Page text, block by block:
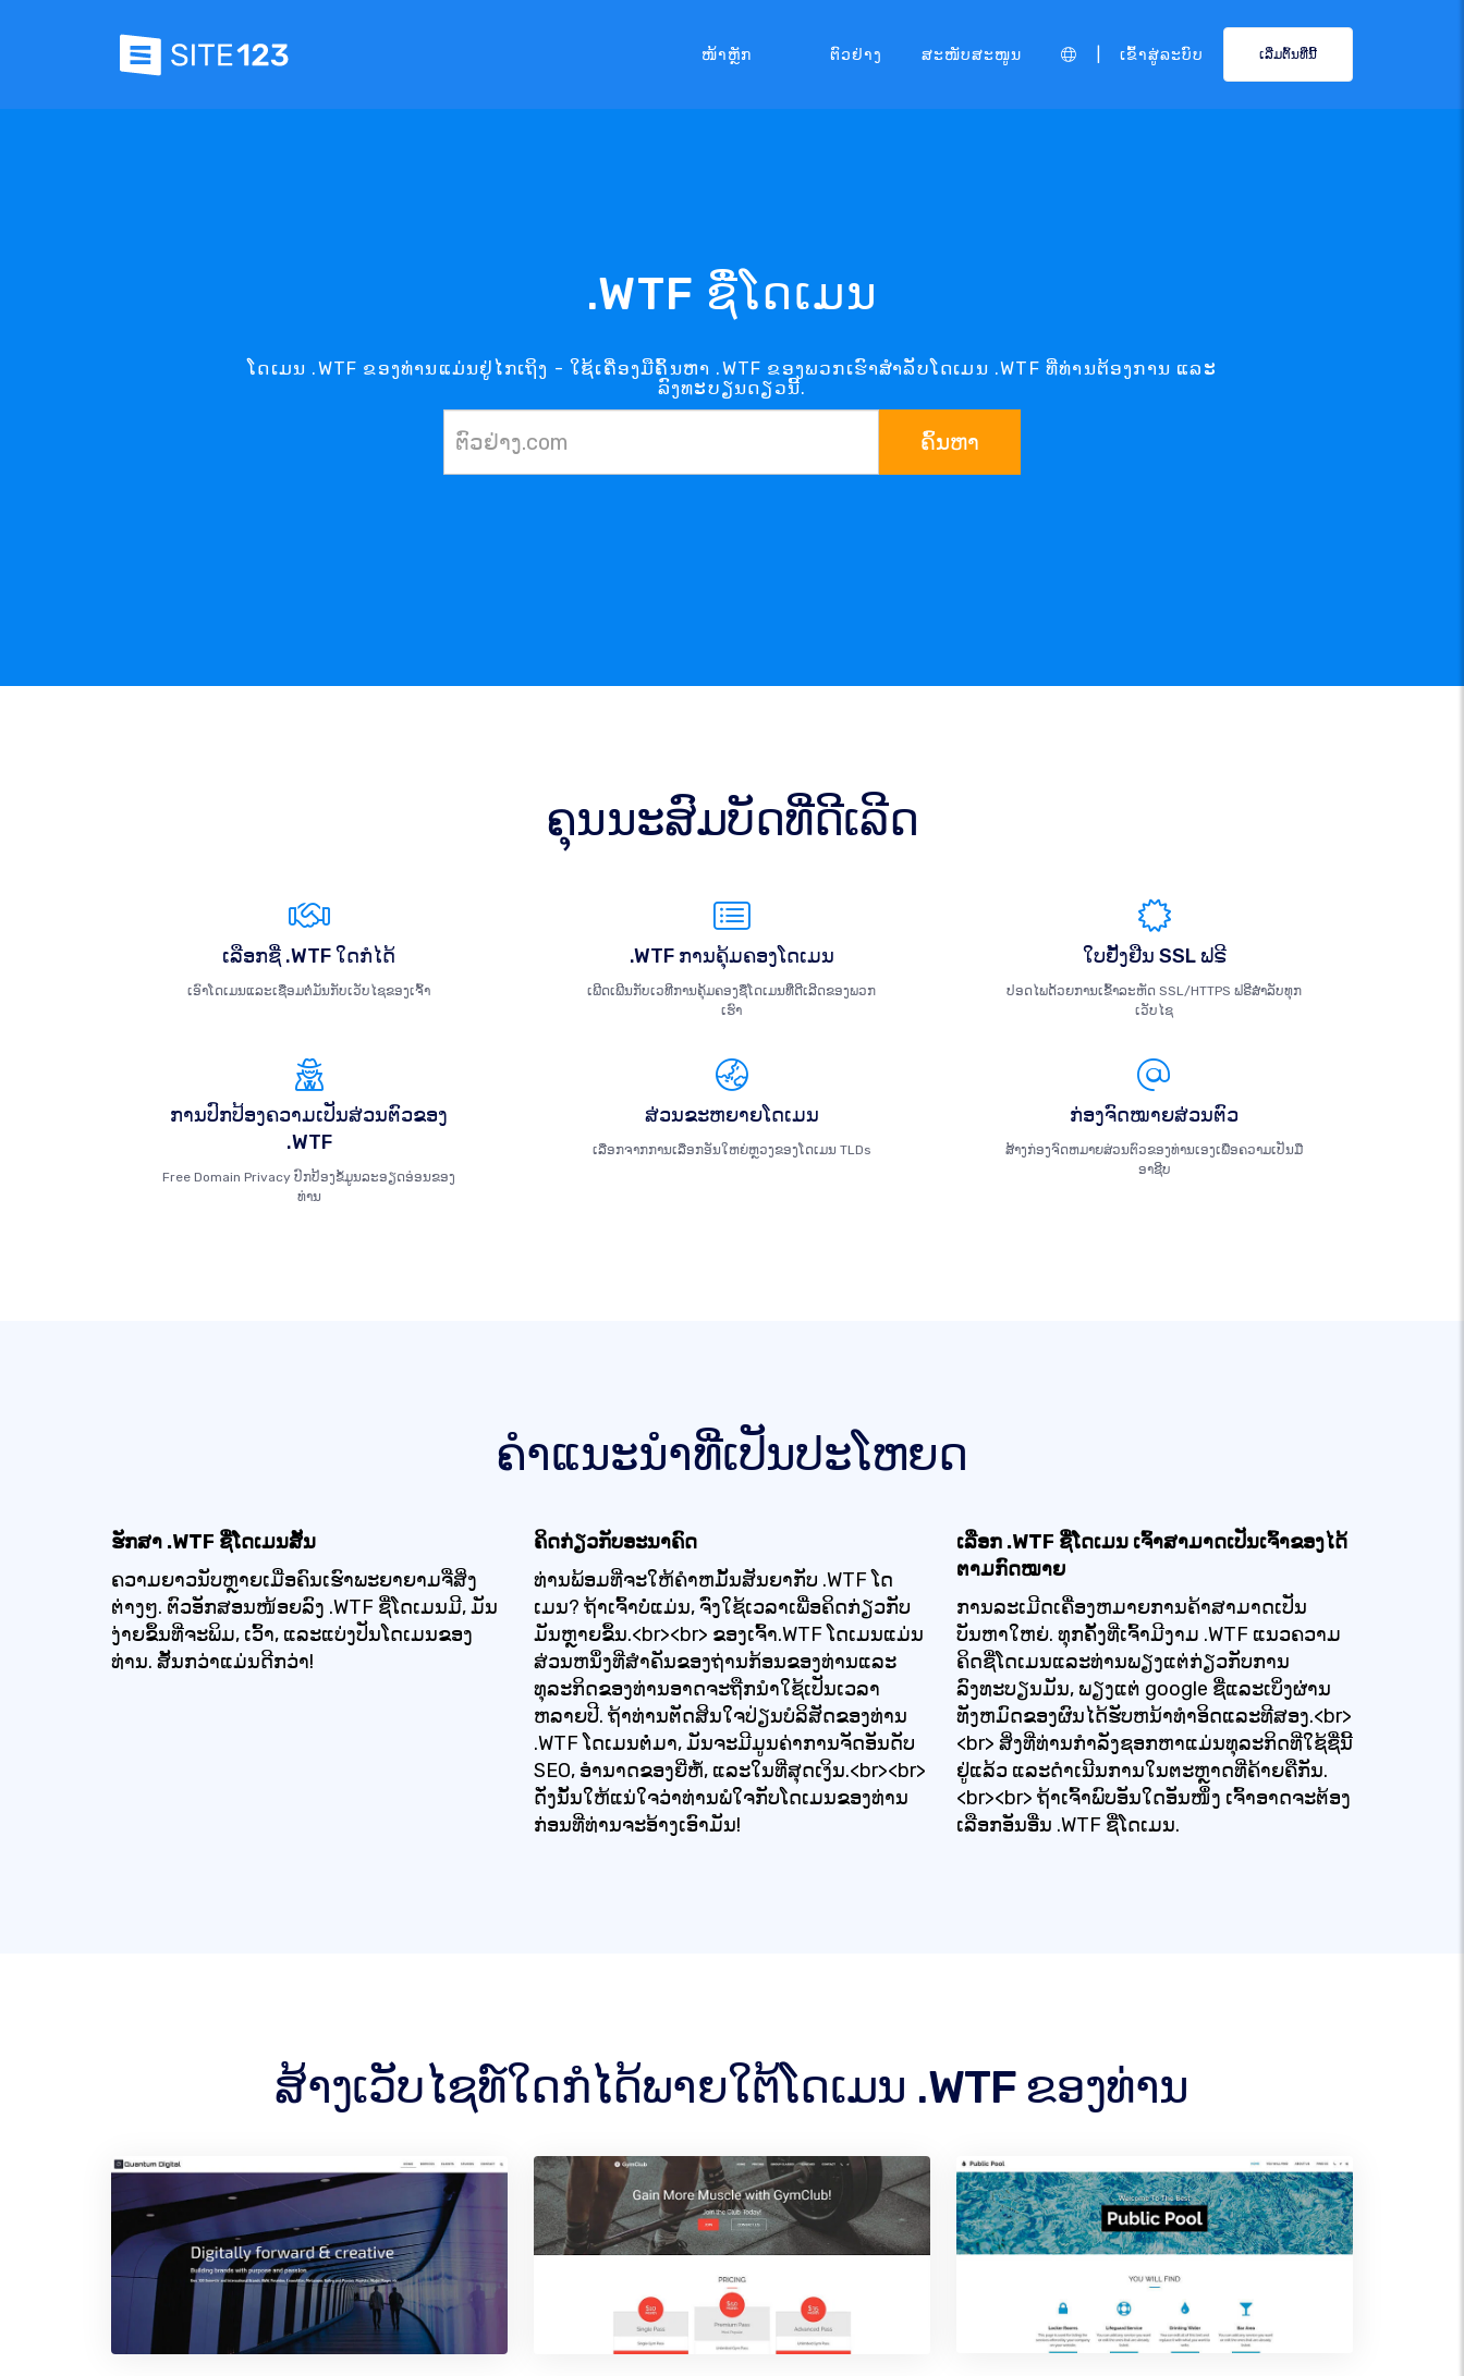
ໜ້າຫຼັກ ຕົວຢ່າງ ສະໜັບສະໜູນ ເຂົ້າສູ່ລະບົບ ເລີ່ມຕົ້ນທີ່ນີ້
.WTF ຊື່ໂດເມນ
ໂດເມນ .WTF ຂອງທ່ານແມ່ນຢູ່ໄກເຖິງ - ໃຊ້ເຄື່ອງມືຄົ້ນຫາ .WTF ຂອງພວກເຮົາສຳລັບໂດເມນ .WTF ທີ່ທ່ານຕ້ອງການ ແລະ
ລົງທະບຽນດຽວນີ້.
ຄົ້ນຫາ
ຄຸນນະສົມບັດທີ່ດີເລີດ
ເລືອກຊື່ .WTF ໃດກໍໄດ້
ເອົາໂດເມນແລະເຊື່ອມຕໍ່ມັນກັບເວັບໄຊຂອງເຈົ້າ
.WTF ການຄຸ້ມຄອງໂດເມນ
ເພີດເພີນກັບເວທີການຄຸ້ມຄອງຊື່ໂດເມນທີ່ດີເລີດຂອງພວກ
ເຮົາ
ໃບຢັ້ງຢືນ SSL ຟຣີ
ປອດໄພດ້ວຍການເຂົ້າລະຫັດ SSL/HTTPS ຟຣີສຳລັບທຸກ
ເວັບໄຊ
ການປົກປ້ອງຄວາມເປັນສ່ວນຕົວຂອງ
.WTF
Free Domain Privacy ປົກປ້ອງຂໍ້ມູນລະອຽດອ່ອນຂອງ
ທ່ານ
ສ່ວນຂະຫຍາຍໂດເມນ
ເລືອກຈາກການເລືອກອັນໃຫຍ່ຫຼວງຂອງໂດເມນ TLDs
ກ່ອງຈົດໝາຍສ່ວນຕົວ
ສ້າງກ່ອງຈົດຫມາຍສ່ວນຕົວຂອງທ່ານເອງເພື່ອຄວາມເປັນມື
ອາຊີບ
ຄໍາແນະນໍາທີ່ເປັນປະໂຫຍດ
ຮັກສາ .WTF ຊື່ໂດເມນສັ້ນ
ຄວາມຍາວນັບຫຼາຍເມື່ອຄົນເຮົາພະຍາຍາມຈື່ສິ່ງ
ຕ່າງໆ. ຕົວອັກສອນໜ້ອຍລົງ .WTF ຊື່ໂດເມນມີ, ມັນ
ງ່າຍຂຶ້ນທີ່ຈະພິມ, ເວົ້າ, ແລະແບ່ງປັນໂດເມນຂອງ
ທ່ານ. ສັ້ນກວ່າແມ່ນດີກວ່າ!
ຄິດກ່ຽວກັບອະນາຄົດ
ທ່ານພ້ອມທີ່ຈະໃຫ້ຄໍາຫມັ້ນສັນຍາກັບ .WTF ໂດ
ເມນ? ຖ້າເຈົ້າບໍ່ແມ່ນ, ຈົ່ງໃຊ້ເວລາເພື່ອຄິດກ່ຽວກັບ
ມັນຫຼາຍຂຶ້ນ.<br><br> ຂອງເຈົ້າ.WTF ໂດເມນແມ່ນ
ສ່ວນຫນຶ່ງທີ່ສໍາຄັນຂອງຖ່ານກ້ອນຂອງທ່ານແລະ
ທຸລະກິດຂອງທ່ານອາດຈະຖືກນໍາໃຊ້ເປັນເວລາ
ຫລາຍປີ. ຖ້າທ່ານຕັດສິນໃຈປ່ຽນບໍລິສັດຂອງທ່ານ
.WTF ໂດເມນຕໍ່ມາ, ມັນຈະມີມູນຄ່າການຈັດອັນດັບ
SEO, ອໍານາດຂອງຍີ່ຫໍ້, ແລະໃນທີ່ສຸດເງິນ.<br><br>
ດັ່ງນັ້ນໃຫ້ແນ່ໃຈວ່າທ່ານພໍໃຈກັບໂດເມນຂອງທ່ານ
ກ່ອນທີ່ທ່ານຈະອ້າງເອົາມັນ!
ເລືອກ .WTF ຊື່ໂດເມນ ເຈົ້າສາມາດເປັນເຈົ້າຂອງໄດ້
ຕາມກົດໝາຍ
ການລະເມີດເຄື່ອງຫມາຍການຄ້າສາມາດເປັນ
ບັນຫາໃຫຍ່. ທຸກຄັ້ງທີ່ເຈົ້າມີງາມ .WTF ແນວຄວາມ
ຄິດຊື່ໂດເມນແລະທ່ານພຽງແຕ່ກ່ຽວກັບການ
ລົງທະບຽນມັນ, ພຽງແຕ່ google ຊື່ແລະເບິ່ງຜ່ານ
ທັງຫມົດຂອງຜົນໄດ້ຮັບຫນ້າທໍາອິດແລະທີສອງ.<br>
<br> ສິ່ງທີ່ທ່ານກໍາລັງຊອກຫາແມ່ນທຸລະກິດທີ່ໃຊ້ຊື່ນີ້
ຢູ່ແລ້ວ ແລະດໍາເນີນການໃນຕະຫຼາດທີ່ຄ້າຍຄືກັນ.
<br><br> ຖ້າເຈົ້າພົບອັນໃດອັນໜຶ່ງ ເຈົ້າອາດຈະຕ້ອງ
ເລືອກອັນອື່ນ .WTF ຊື່ໂດເມນ.
ສ້າງເວັບໄຊທ໌ໃດກໍໄດ້ພາຍໃຕ້ໂດເມນ .WTF ຂອງທ່ານ